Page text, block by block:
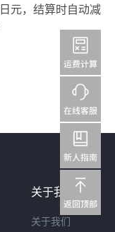
日元，结算时自动减
关于我们
关于我们